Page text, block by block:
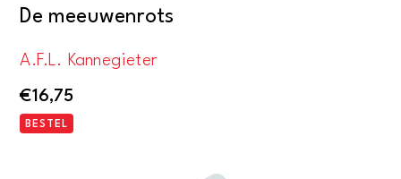
De meeuwenrots
A.F.L. Kannegieter
€16,75
BESTEL